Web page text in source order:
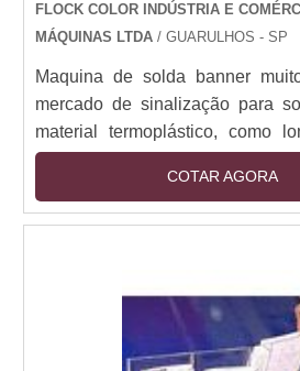
FLOCK COLOR INDÚSTRIA E
MÁQUINAS LTDA / GUARULHOS - SP
Maquina de solda banner
mercado de sinalização para
material termoplástico, como
lonas back light, lonas front
bagun, napa, banner, polietileno
toldos e luminosos, dando maior
banner solda qualquer material
em questão de segundos,
COTAR AGORA